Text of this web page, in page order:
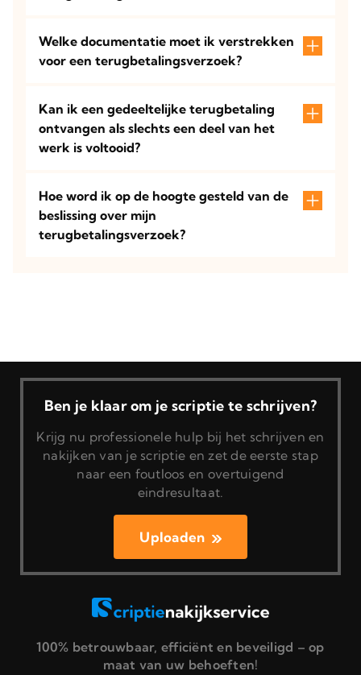
Welke documentatie moet ik verstrekken
voor een terugbetalingsverzoek?
Kan ik een gedeeltelijke terugbetaling
ontvangen als slechts een deel van het
werk is voltooid?
Hoe word ik op de hoogte gesteld van de
beslissing over mijn
terugbetalingsverzoek?
Ben je klaar om je scriptie te schrijven?
Krijg nu professionele hulp bij het schrijven en
nakijken van je scriptie en zet de eerste stap
naar een foutloos en overtuigend
eindresultaat.
Uploaden
100% betrouwbaar, efficiënt en beveiligd – op
maat van uw behoeften!